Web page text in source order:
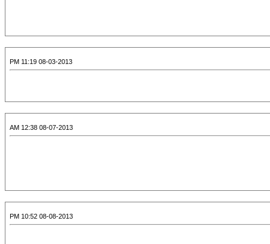
08-03-2013 11:19 PM
08-07-2013 12:38 AM
08-08-2013 10:52 PM